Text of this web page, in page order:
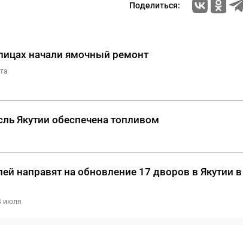
Поделиться:
начали ямочный ремонт
Якутии обеспечена топливом
направят на обновление 17 дворов в Якутии
июля